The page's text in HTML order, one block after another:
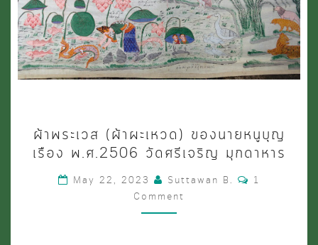
พระ
ผะ
ผ้าพระเวส (ผ้าผะเหวด) ของนายหนูบุญ
เรือง พ.ศ.2506 วัดศรีเจริญ มุกดาหาร
May 22, 2023 Suttawan B. Comments
1
Comment